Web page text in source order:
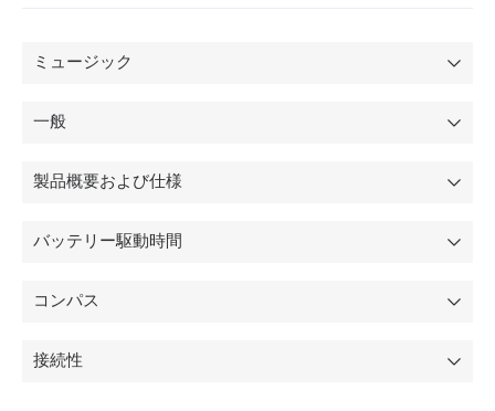
ミュージック
一般
製品概要および仕様
バッテリー駆動時間
コンパス
接続性